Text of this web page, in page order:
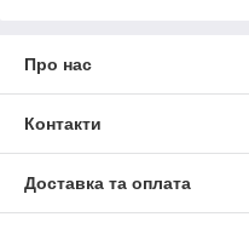
Про нас
Контакти
Доставка та оплата